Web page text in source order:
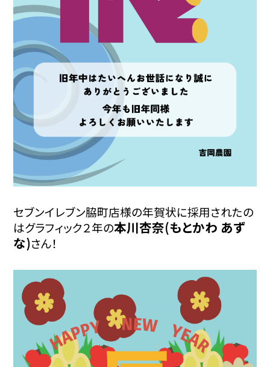
セブンイレブン脇町店様の年賀状に採用されたの
はグラフィック２年の本川杏奈(もとかわ あず
な)さん！